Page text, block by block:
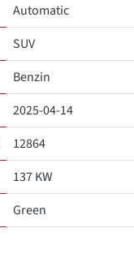
Automatic
SUV
Benzin
2025-04-14
12864
137 KW
Green